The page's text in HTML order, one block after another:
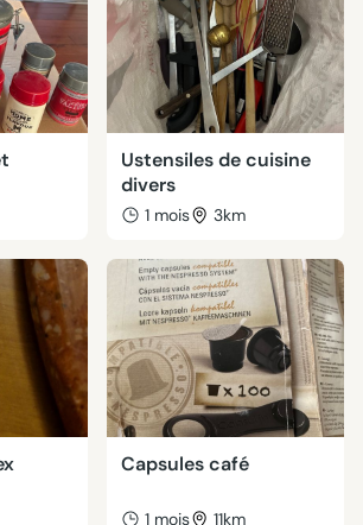
Ustensiles de cuisine
divers
1 mois 3km
Capsules café
1 mois 11km